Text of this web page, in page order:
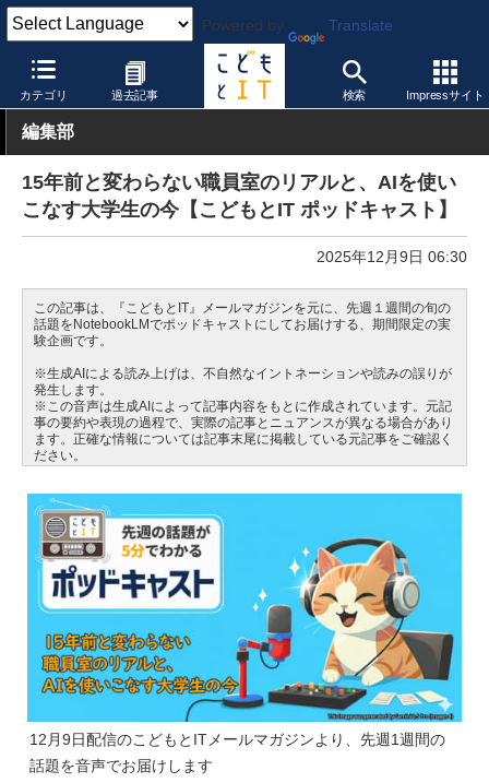
Powered by Translate
カテゴリ 過去記事 検索 Impressサイト
こどもとIT 校種 小学校
編集部
15年前と変わらない職員室のリアルと、AIを使い
こなす大学生の今【こどもとIT ポッドキャスト】
2025年12月9日 06:30
この記事は、『こどもとIT』メールマガジンを元に、先週１週間の旬の
話題をNotebookLMでポッドキャストにしてお届けする、期間限定の実
験企画です。
※生成AIによる読み上げは、不自然なイントネーションや読みの誤りが
発生します。
※この音声は生成AIによって記事内容をもとに作成されています。元記
事の要約や表現の過程で、実際の記事とニュアンスが異なる場合があり
ます。正確な情報については記事末尾に掲載している元記事をご確認く
ださい。
12月9日配信のこどもとITメールマガジンより、先週1週間の
話題を音声でお届けします